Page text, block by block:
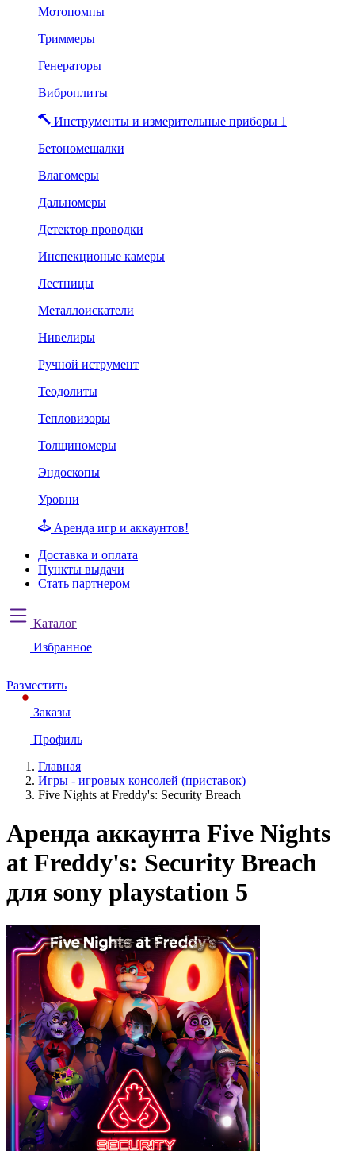
Мотопомпы
Триммеры
Генераторы
Виброплиты
Инструменты и измерительные приборы 1
Бетономешалки
Влагомеры
Дальномеры
Детектор проводки
Инспекционые камеры
Лестницы
Металлоискатели
Нивелиры
Ручной иструмент
Теодолиты
Тепловизоры
Толщиномеры
Эндоскопы
Уровни
Аренда игр и аккаунтов!
Доставка и оплата
Пункты выдачи
Стать партнером
Каталог
Избранное
Разместить
Заказы
Профиль
Главная
Игры - игровых консолей (приставок)
Five Nights at Freddy's: Security Breach
Аренда аккаунта Five Nights
at Freddy's: Security Breach
для sony playstation 5